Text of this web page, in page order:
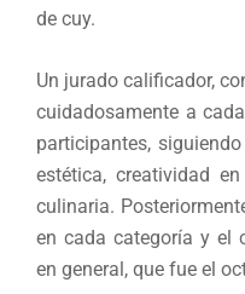
de cuy.
Un jurado calificador,
cuidadosamente a
participantes,
estética, creatividad
culinaria.
en cada categoría y el
en general, que fue el